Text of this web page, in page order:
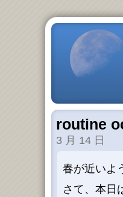
routine
3 月 14 日
春が近いよ
さて、本日